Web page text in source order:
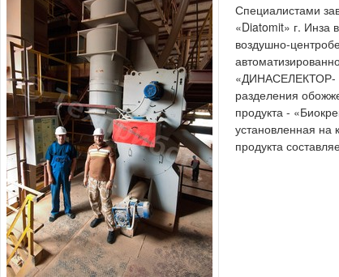
Специалистами
«Diatomit» г. Инза
воздушно-
«ДИНАСЕЛЕКТОР-
разделения
продукта -
установленная на
продукта